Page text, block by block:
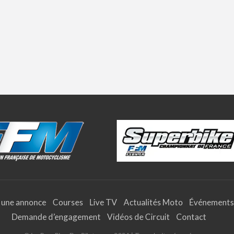
annonce Courses Live TV Actualités Moto Événements
Demande d’engagement
Vidéos de Circuit Contact